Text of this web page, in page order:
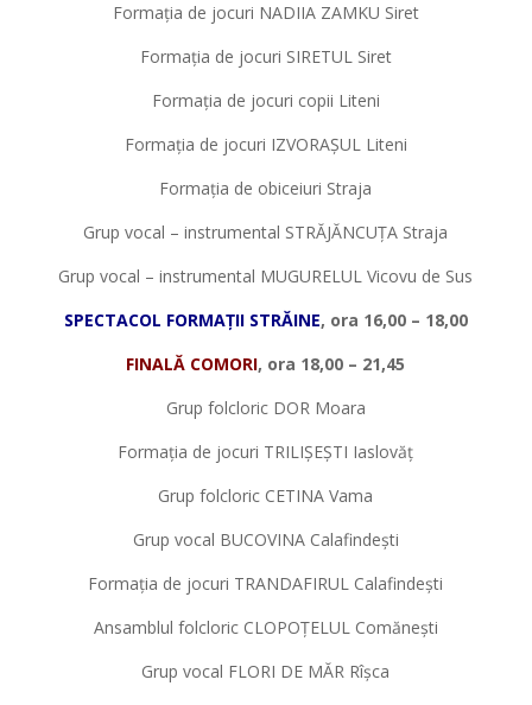
Formația de jocuri NADIIA ZAMKU Siret
Formația de jocuri SIRETUL Siret
Formația de jocuri copii Liteni
Formația de jocuri IZVORAȘUL Liteni
Formația de obiceiuri Straja
Grup vocal – instrumental STRĂJĂNCUȚA Straja
Grup vocal – instrumental MUGURELUL Vicovu de Sus
SPECTACOL FORMAȚII STRĂINE, ora 16,00 – 18,00
FINALĂ COMORI, ora 18,00 – 21,45
Grup folcloric DOR Moara
Formația de jocuri TRILIȘEȘTI Iaslovăț
Grup folcloric CETINA Vama
Grup vocal BUCOVINA Calafindești
Formația de jocuri TRANDAFIRUL Calafindești
Ansamblul folcloric CLOPOȚELUL Comănești
Grup vocal FLORI DE MĂR Rîșca